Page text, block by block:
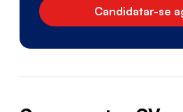
Candidatar-se